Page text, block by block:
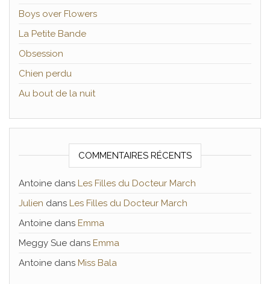
Boys over Flowers
La Petite Bande
Obsession
Chien perdu
Au bout de la nuit
COMMENTAIRES RÉCENTS
Antoine dans Les Filles du Docteur March
Julien dans Les Filles du Docteur March
Antoine dans Emma
Meggy Sue dans Emma
Antoine dans Miss Bala